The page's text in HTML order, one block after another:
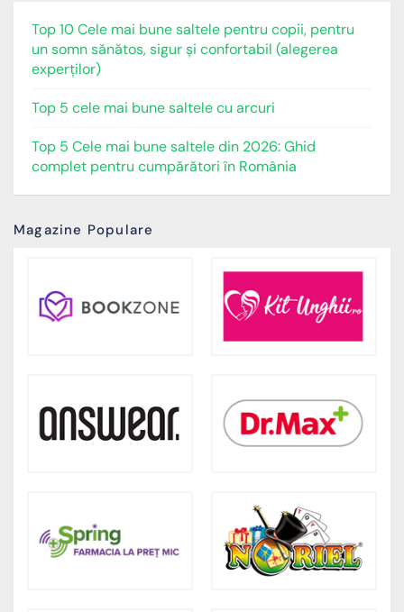
Top 10 Cele mai bune saltele pentru copii, pentru
un somn sănătos, sigur și confortabil (alegerea
experților)
Top 5 cele mai bune saltele cu arcuri
Top 5 Cele mai bune saltele din 2026: Ghid
complet pentru cumpărători în România
Magazine Populare